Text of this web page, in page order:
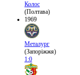
Колос
(Полтава)
1969
Металург
(Запоріжжя)
1:0